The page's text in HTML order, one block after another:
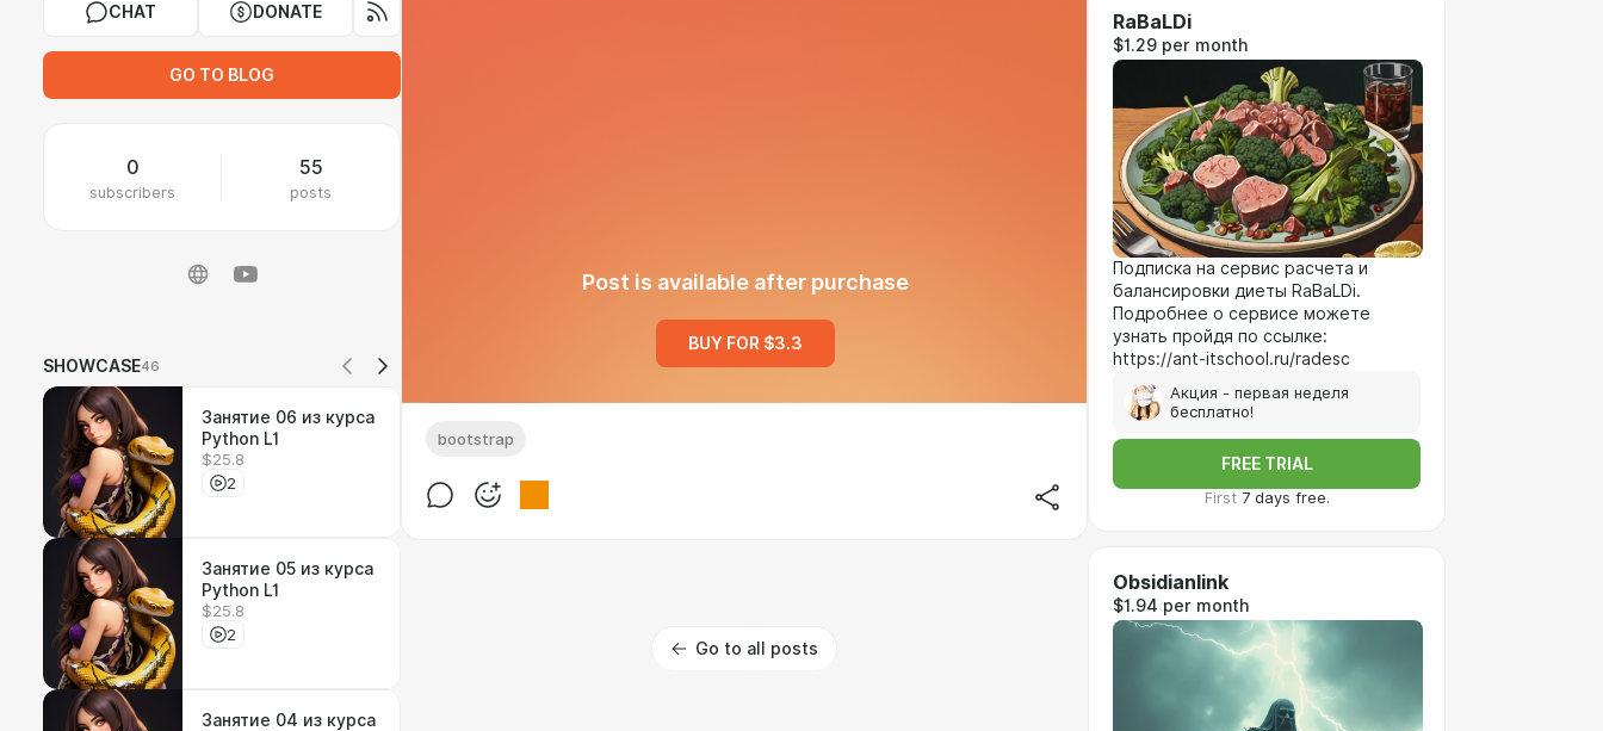
CHAT DONATE
GO TO BLOG
0
subscribers
55
posts
SHOWCASE46
Занятие 06 из курса
Python L1
$25.8
2
Занятие 05 из курса
Python L1
$25.8
2
Занятие 04 из курса
Post is available after purchase
BUY FOR $3.3
bootstrap
Go to all posts
RaBaLDi
$1.29 per month
Подписка на сервис расчета и
балансировки диеты RaBaLDi.
Подробнее о сервисе можете
узнать пройдя по ссылке:
https://ant-itschool.ru/radesc
Акция - первая неделя
бесплатно!
FREE TRIAL
First 7 days free.
Obsidianlink
$1.94 per month